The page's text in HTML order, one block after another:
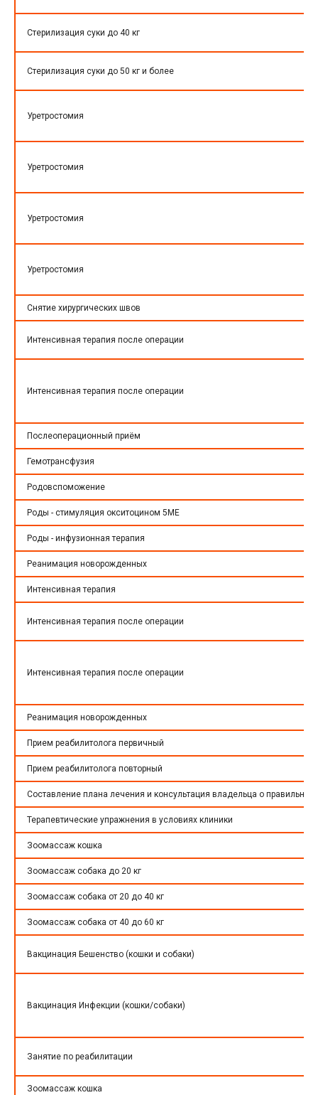
Стерилизация суки до 40 кг
Стерилизация суки до 50 кг и более
Уретростомия
Уретростомия
Уретростомия
Уретростомия
Снятие хирургических швов
Интенсивная терапия после операции
Интенсивная терапия после операции
Послеоперационный приём
Гемотрансфузия
Родовспоможение
Роды - стимуляция окситоцином 5МЕ
Роды - инфузионная терапия
Реанимация новорожденных
Интенсивная терапия
Интенсивная терапия после операции
Интенсивная терапия после операции
Реанимация новорожденных
Прием реабилитолога первичный
Прием реабилитолога повторный
Составление плана лечения и консультация владельца о
Терапевтические упражнения в условиях клиники
Зоомассаж кошка
Зоомассаж собака до 20 кг
Зоомассаж собака от 20 до 40 кг
Зоомассаж собака от 40 до 60 кг
Вакцинация Бешенство (кошки и собаки)
Вакцинация Инфекции (кошки/собаки)
Занятие по реабилитации
Зоомассаж кошка